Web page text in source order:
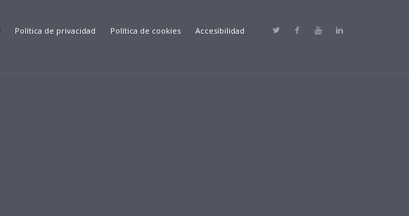
Política de privacidad Política de cookies Accesibilidad